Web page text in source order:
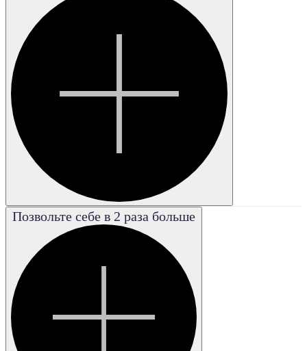
Poor
Плохая
Good
Хорошая
Excellent
Отличная
Позвольте себе в 2 раза больше